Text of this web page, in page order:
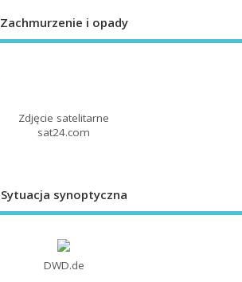
Zachmurzenie i opady
Zdjęcie satelitarne
sat24.com
Sytuacja synoptyczna
DWD.de